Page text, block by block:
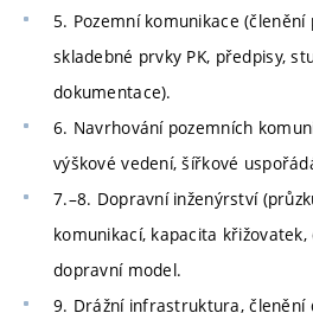
5. Pozemní komunikace (členění
skladebné prvky PK, předpisy,
dokumentace).
6. Navrhování pozemních
výškové vedení, šířkové
7.–8. Dopravní inženýrství
komunikací, kapacita
dopravní model.
9. Drážní infrastruktura, členění